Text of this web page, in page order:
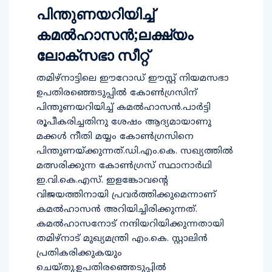
പിന്തുണയറിയിച്ച്
കമൽഹാസൻ;ലക്ഷ്യം
ലോക്‌സഭാ സീറ്റ്
തമിഴ്നാട്ടിലെ ഈറോഡ് ഈസ്റ്റ് നിയമസഭാ
ഉപതിരഞ്ഞെടുപ്പിൽ കോൺഗ്രസിന്
പിന്തുണയറിയിച്ച് കമൽഹാസൻ.പാർട്ടി
രൂപീകരിച്ചതിനു ശേഷം ആദ്യമായാണു
മക്കൾ നീതി മയ്യം കോൺഗ്രസിനെ
പിന്തുണയ്ക്കുന്നത്.ഡി.എം.കെ. സഖ്യത്തില്‍
മത്സരിക്കുന്ന കോണ്‍ഗ്രസ് സ്ഥാനാര്‍ഥി
ഇ.വി.കെ.എസ്. ഇളങ്കോവന്റെ
വിജയത്തിനായി പ്രവര്‍ത്തിക്കുമെന്നാണ്
കമല്‍ഹാസന്‍ അറിയിച്ചിരിക്കുന്നത്.
കമല്‍ഹാസനോട് നന്ദിയറിയിക്കുന്നതായി
തമിഴ്നാട് മുഖ്യമന്ത്രി എം.കെ. സ്റ്റാലിന്‍
പ്രതികരിക്കുകയും
ചെയ്തു.ഉപതിരഞ്ഞെടുപ്പില്‍